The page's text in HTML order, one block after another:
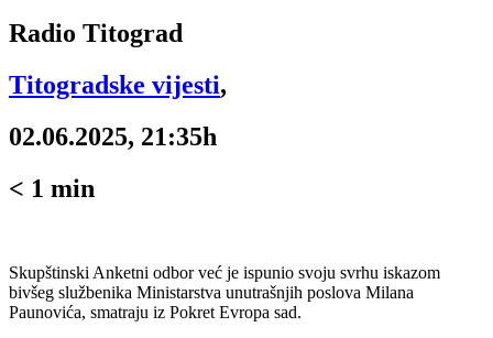
Radio Titograd
Titogradske vijesti,
02.06.2025, 21:35h
< 1 min
Skupštinski Anketni odbor već je ispunio svoju svrhu iskazom
bivšeg službenika Ministarstva unutrašnjih poslova Milana
Paunovića, smatraju iz Pokret Evropa sad.